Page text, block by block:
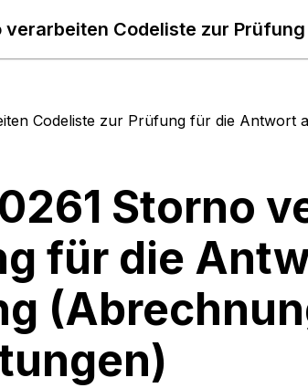
Codeliste zur Prüfung für die
Storno
für die